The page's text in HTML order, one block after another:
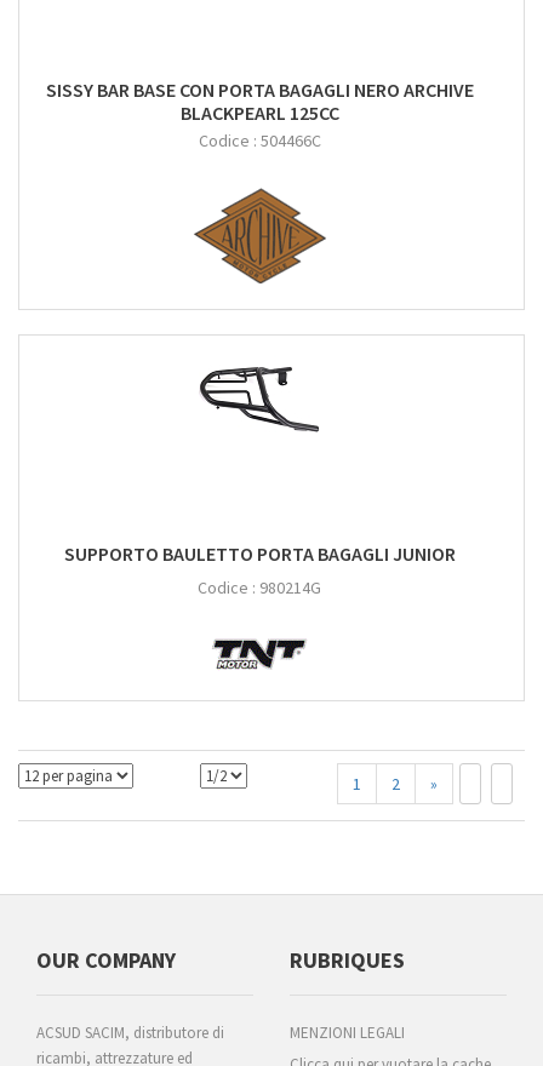
SISSY BAR BASE CON PORTA BAGAGLI NERO ARCHIVE
BLACKPEARL 125CC
Codice : 504466C
SUPPORTO BAULETTO PORTA BAGAGLI JUNIOR
Codice : 980214G
1 2 »
OUR COMPANY
ACSUD SACIM, distributore di
ricambi, attrezzature ed
RUBRIQUES
MENZIONI LEGALI